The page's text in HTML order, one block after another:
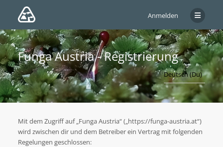
Anmelden
Funga Austria - Registrierung
Mit dem Zugriff auf „Funga Austria“ („https://funga-austria.at“)
wird zwischen dir und dem Betreiber ein Vertrag mit folgenden
Regelungen geschlossen: